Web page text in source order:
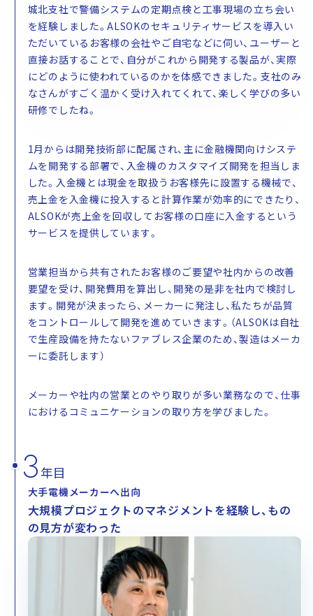
インターンシップ情報
グループ会社採用
全国各地のALSOK
ALSOKの介護
ALSOKの建物管理
ALSOKの採用情報
城北支社で警備システムの定期点検と工事現場の立ち会い
を経験しました。ALSOKのセキュリティサービスを導入い
ただいているお客様の会社やご自宅などに伺い、ユーザーと
直接お話することで、自分がこれから開発する製品が、実際
にどのように使われているのかを体感できました。支社のみ
なさんがすごく温かく受け入れてくれて、楽しく学びの多い
研修でしたね。
1月からは開発技術部に配属され、主に金融機関向けシステ
ムを開発する部署で、入金機のカスタマイズ開発を担当しま
した。入金機とは現金を取扱うお客様先に設置する機械で、
売上金を入金機に投入すると計算作業が効率的にできたり、
ALSOKが売上金を回収してお客様の口座に入金するという
サービスを提供しています。
営業担当から共有されたお客様のご要望や社内からの改善
要望を受け、開発費用を算出し、開発の是非を社内で検討し
ます。開発が決まったら、メーカーに発注し、私たちが品質
をコントロールして開発を進めていきます。（ALSOKは自社
で生産設備を持たないファブレス企業のため、製造はメーカ
ーに委託します）
メーカーや社内の営業とのやり取りが多い業務なので、仕事
におけるコミュニケーションの取り方を学びました。
3年目
大手電機メーカーへ出向
大規模プロジェクトのマネジメントを経験し、もの
の見方が変わった